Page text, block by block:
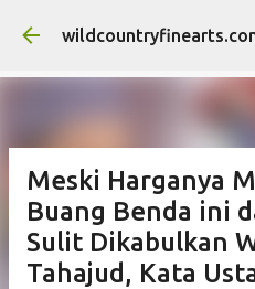
Langsung ke
Meski Harganya
Buang Benda ini
Sulit Dikabulkan
Tahajud, Kata